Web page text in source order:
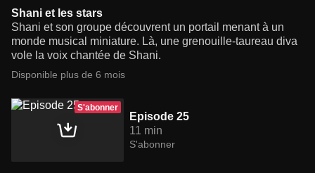
Shani et les stars
Shani et son groupe découvrent un portail menant à un
monde musical miniature. Là, une grenouille-taureau diva
vole la voix chantée de Shani.
Disponible plus de 6 mois
S'abonner
Episode 25
11 min
S'abonner